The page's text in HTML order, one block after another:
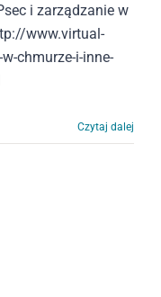
i zarządzanie w
www.virtual-
chmurze-i-inne-
Czytaj dalej